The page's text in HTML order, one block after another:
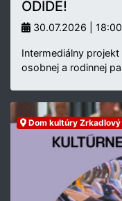
ODÍDE!
30.07.2026 | 18:00
Intermediálny projekt
osobnej a rodinnej
Dom kultúry Zrkadlový